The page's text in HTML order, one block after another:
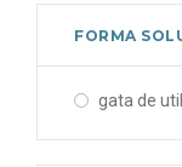
FORMA
gata de